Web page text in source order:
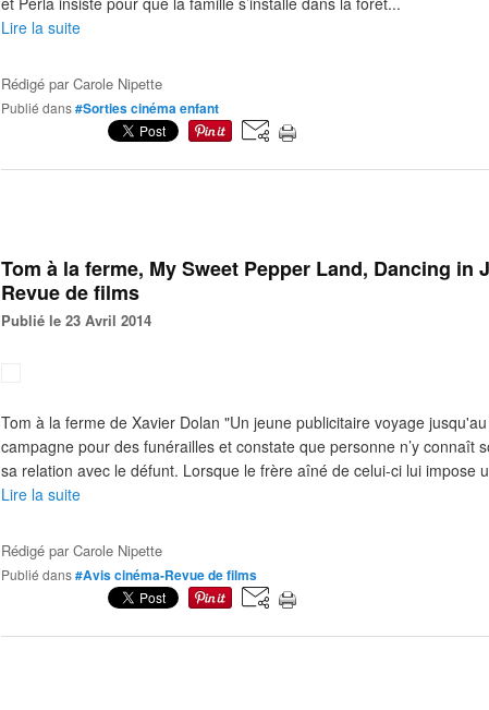
Lire la suite
Rédigé parCarole Nipette
Publié dans#Sorties cinéma enfant
Tom à la ferme, My Sweet Pepper Land, Dancing in
Revue de films
Publié le 23 Avril 2014
Tom à la ferme de Xavier Dolan "Un jeune publicitaire voyage
campagne pour des funérailles et constate que personne n’y connaît
sa relation avec le défunt. Lorsque le frère aîné de celui-ci lui impose
Lire la suite
Rédigé parCarole Nipette
Publié dans#Avis cinéma-Revue de films